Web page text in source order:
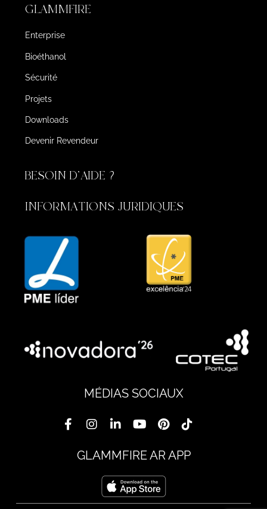
GLAMMFIRE
Enterprise
Bioéthanol
Sécurité
Projets
Downloads
Devenir Revendeur
BESOIN D'AIDE ?
INFORMATIONS JURIDIQUES
MÉDIAS SOCIAUX
GLAMMFIRE AR APP